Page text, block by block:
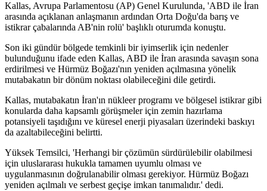
Kallas, Avrupa Parlamentosu (AP) Genel Kurulunda, 'ABD ile İran
arasında açıklanan anlaşmanın ardından Orta Doğu'da barış ve
istikrar çabalarında AB'nin rolü' başlıklı oturumda konuştu.
Son iki gündür bölgede temkinli bir iyimserlik için nedenler
bulunduğunu ifade eden Kallas, ABD ile İran arasında savaşın sona
erdirilmesi ve Hürmüz Boğazı'nın yeniden açılmasına yönelik
mutabakatın bir dönüm noktası olabileceğini dile getirdi.
Kallas, mutabakatın İran'ın nükleer programı ve bölgesel istikrar gibi
konularda daha kapsamlı görüşmeler için zemin hazırlama
potansiyeli taşıdığını ve küresel enerji piyasaları üzerindeki baskıyı
da azaltabileceğini belirtti.
Yüksek Temsilci, 'Herhangi bir çözümün sürdürülebilir olabilmesi
için uluslararası hukukla tamamen uyumlu olması ve
uygulanmasının doğrulanabilir olması gerekiyor. Hürmüz Boğazı
yeniden açılmalı ve serbest geçişe imkan tanımalıdır.' dedi.